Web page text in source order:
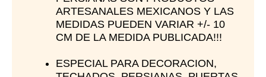
ARTESANALES MEXICANOS Y LAS
MEDIDAS PUEDEN VARIAR +/- 10
CM DE LA MEDIDA PUBLICADA!!!
ESPECIAL PARA DECORACION,